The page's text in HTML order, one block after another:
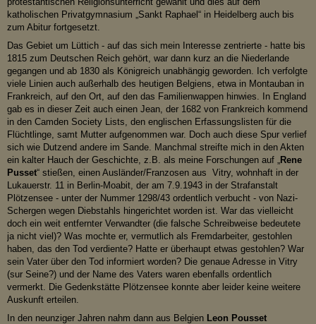
katholischen Privatgymnasium „Sankt Raphael“ in Heidelberg auch bis
zum Abitur fortgesetzt.
Das Gebiet um Lüttich - auf das sich mein Interesse zentrierte - hatte bis
1815 zum Deutschen Reich gehört, war dann kurz an die Niederlande
gegangen und ab 1830 als Königreich unabhängig geworden. Ich verfolgte
viele Linien auch außerhalb des heutigen Belgiens, etwa in Montauban in
Frankreich, auf den Ort, auf den das Familienwappen hinwies. In England
gab es in dieser Zeit auch einen Jean, der 1682 von Frankreich kommend
in den Camden Society Lists, den englischen Erfassungslisten für die
Flüchtlinge, samt Mutter aufgenommen war. Doch auch diese Spur verlief
sich wie Dutzend andere im Sande. Manchmal streifte mich in den Akten
ein kalter Hauch der Geschichte, z.B. als meine Forschungen auf „
Rene
Pusset“ stießen, einen Ausländer/Franzosen aus Vitry, wohnhaft in der
Lukauerstr. 11 in Berlin-Moabit, der am 7.9.1943 in der Strafanstalt
Plötzensee - unter der Nummer 1298/43 ordentlich verbucht - von Nazi-
Schergen wegen Diebstahls hingerichtet worden ist. War das vielleicht
doch ein weit entfernter Verwandter (die falsche Schreibweise bedeutete
ja nicht viel)? Was mochte er, vermutlich als Fremdarbeiter, gestohlen
haben, das den Tod verdiente? Hatte er überhaupt etwas gestohlen? War
sein Vater über den Tod informiert worden? Die genaue Adresse in Vitry
(sur Seine?) und der Name des Vaters waren ebenfalls ordentlich
vermerkt. Die Gedenkstätte Plötzensee konnte aber leider keine weitere
Auskunft erteilen.
In den neunziger Jahren nahm dann aus Belgien Leon Pousset